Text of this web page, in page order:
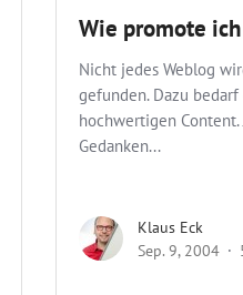
Wie promote
Nicht jedes Weblog
gefunden. Dazu
hochwertigen
Gedanken...
Klaus Eck
Sep. 9, 2004